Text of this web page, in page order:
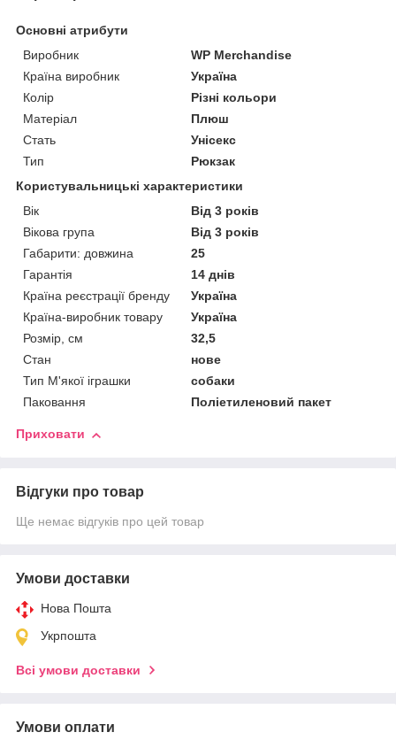
Основні атрибути
Виробник
WP Merchandise
Країна виробник
Україна
Колір
Різні кольори
Матеріал
Плюш
Стать
Унісекс
Тип
Рюкзак
Користувальницькі характеристики
Вік
Від 3 років
Вікова група
Від 3 років
Габарити: довжина
25
Гарантія
14 днів
Країна реєстрації бренду
Україна
Країна-виробник товару
Україна
Розмір, см
32,5
Стан
нове
Тип М'якої іграшки
собаки
Паковання
Поліетиленовий пакет
Приховати
Відгуки про товар
Ще немає відгуків про цей товар
Умови доставки
Нова Пошта
Укрпошта
Всі умови доставки
Умови оплати